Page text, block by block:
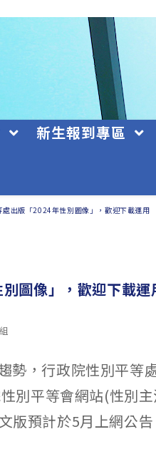
新生報到專區
處出版「2024年性別圖像」，歡迎下載運用
圖像」，歡迎下載運
勢，行政院性別平等
別平等會網站(性別
預計於5月上網公告